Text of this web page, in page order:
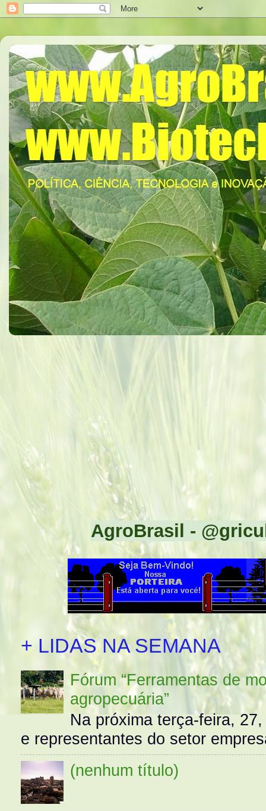
AgroBrasil -
+ LIDAS NA SEMANA
Fórum “Ferramentas de
agropecuária”
Na próxima terça-feira,
e representantes do setor
(nenhum título)